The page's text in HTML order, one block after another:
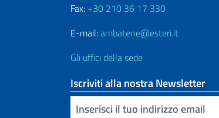
Fax: +30 210 36 17 330
E-mail:ambatene@esteri.it
Gli uffici della sede
Iscriviti alla nostra Newsletter
Inserisci la tua email